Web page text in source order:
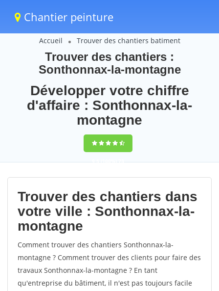
Chantier peinture
Accueil Trouver des chantiers batiment
Trouver des chantiers :
Sonthonnax-la-montagne
Développer votre chiffre
d'affaire : Sonthonnax-la-
montagne
9,5(100%)73
votes
Trouver des chantiers dans
votre ville : Sonthonnax-la-
montagne
Comment trouver des chantiers Sonthonnax-la-
montagne ? Comment trouver des clients pour faire des
travaux Sonthonnax-la-montagne ? En tant
qu'entreprise du bâtiment, il n'est pas toujours facile